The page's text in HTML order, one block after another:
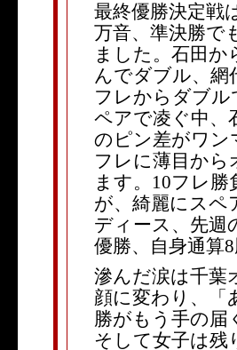
最終優勝決定戦
万音、準決勝で
ました。石田
んでダブル、網
フレからダブル
ペアで凌ぐ中、
のピン差がワン
フレに薄目から
ます。10フレ
が、綺麗にスペ
ディース、先週
優勝、自身通算
滲んだ涙は千葉
顔に変わり、「
勝がもう手の届
そして女子は残